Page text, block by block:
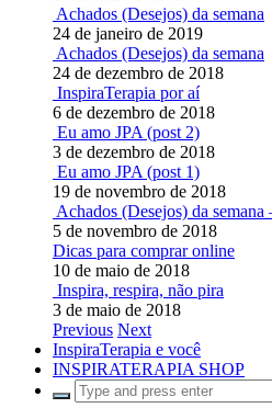
Achados (Desejos) da semana
24 de janeiro de 2019
Achados (Desejos) da semana
24 de dezembro de 2018
InspiraTerapia por aí
6 de dezembro de 2018
Eu amo JPA (post 2)
3 de dezembro de 2018
Eu amo JPA (post 1)
19 de novembro de 2018
Achados (Desejos) da semana
5 de novembro de 2018
Dicas para comprar online
10 de maio de 2018
Inspira, respira, não pira
3 de maio de 2018
Previous Next
InspiraTerapia e você
INSPIRATERAPIA SHOP